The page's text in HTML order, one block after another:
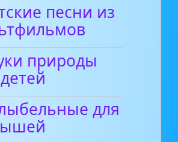
песни из
природы
для